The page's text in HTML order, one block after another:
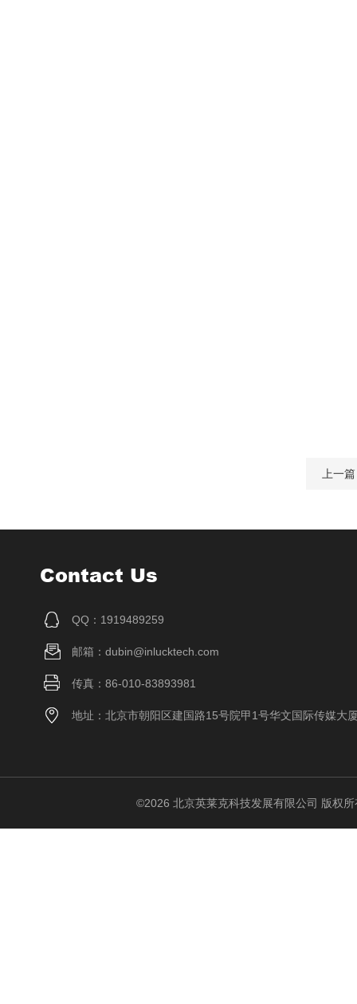
上一
Contact Us
QQ：1919489259
邮箱：dubin@inlucktech.com
传真：86-010-83893981
地址：北京市朝阳区建国路15号院甲1号华文国际传媒大
©2026 北京英莱克科技发展有限公司 版